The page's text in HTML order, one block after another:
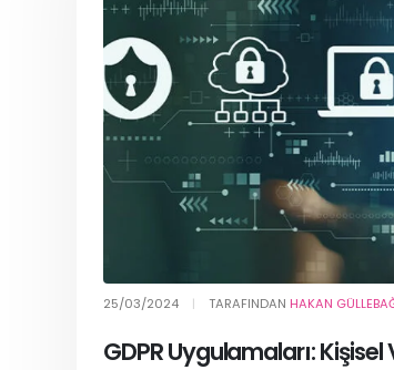
25/03/2024 TARAFINDAN HAKAN
GDPR Uygulamaları: